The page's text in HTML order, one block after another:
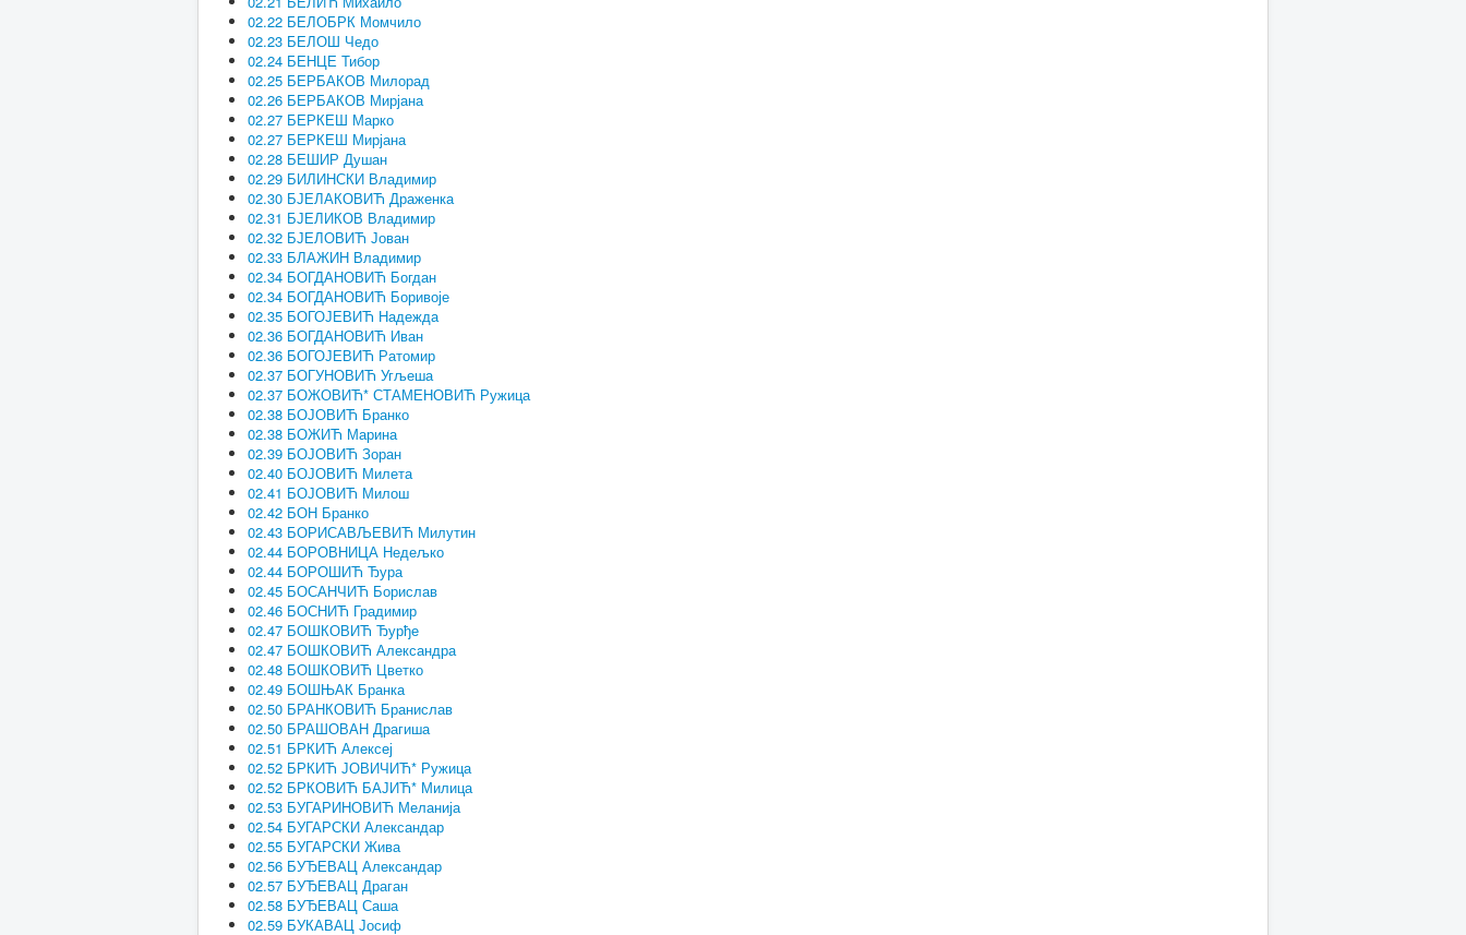
02.22 БЕЛОБРК Момчило
02.23 БЕЛОШ Чедо
02.24 БЕНЦЕ Тибор
02.25 БЕРБАКОВ Милорад
02.26 БЕРБАКОВ Мирјана
02.27 БЕРКЕШ Марко
02.27 БЕРКЕШ Мирјана
02.28 БЕШИР Душан
02.29 БИЛИНСКИ Владимир
02.30 БЈЕЛАКОВИЋ Драженка
02.31 БЈЕЛИКОВ Владимир
02.32 БЈЕЛОВИЋ Јован
02.33 БЛАЖИН Владимир
02.34 БОГДАНОВИЋ Богдан
02.34 БОГДАНОВИЋ Боривоје
02.35 БОГОЈЕВИЋ Надежда
02.36 БОГДАНОВИЋ Иван
02.36 БОГОЈЕВИЋ Ратомир
02.37 БОГУНОВИЋ Угљеша
02.37 БОЖОВИЋ* СТАМЕНОВИЋ Ружица
02.38 БОЈОВИЋ Бранко
02.38 БОЖИЋ Марина
02.39 БОЈОВИЋ Зоран
02.40 БОЈОВИЋ Милета
02.41 БОЈОВИЋ Милош
02.42 БОН Бранко
02.43 БОРИСАВЉЕВИЋ Милутин
02.44 БОРОВНИЦА Недељко
02.44 БОРОШИЋ Ђура
02.45 БОСАНЧИЋ Борислав
02.46 БОСНИЋ Градимир
02.47 БОШКОВИЋ Ђурђе
02.47 БОШКОВИЋ Александра
02.48 БОШКОВИЋ Цветко
02.49 БОШЊАК Бранка
02.50 БРАНКОВИЋ Бранислав
02.50 БРАШОВАН Драгиша
02.51 БРКИЋ Алексеј
02.52 БРКИЋ ЈОВИЧИЋ* Ружица
02.52 БРКОВИЋ БАЈИЋ* Милица
02.53 БУГАРИНОВИЋ Меланија
02.54 БУГАРСКИ Александар
02.55 БУГАРСКИ Жива
02.56 БУЂЕВАЦ Александар
02.57 БУЂЕВАЦ Драган
02.58 БУЂЕВАЦ Саша
02.59 БУКАВАЦ Јосиф